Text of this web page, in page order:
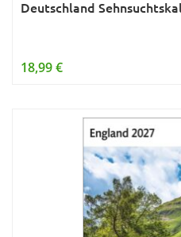
Deutschland
18,99 €